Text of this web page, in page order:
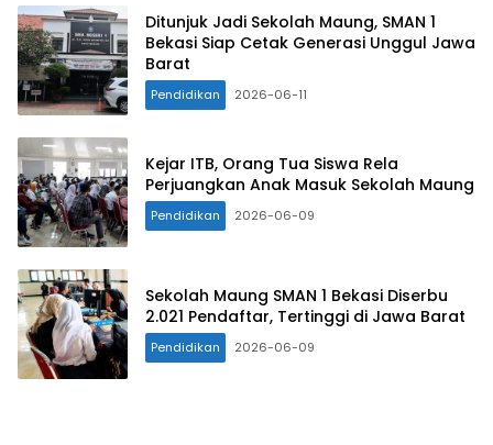
Ditunjuk Jadi Sekolah Maung, SMAN 1
Bekasi Siap Cetak Generasi Unggul Jawa
Barat
Pendidikan 2026-06-11
Kejar ITB, Orang Tua Siswa Rela
Perjuangkan Anak Masuk Sekolah Maung
Pendidikan 2026-06-09
Sekolah Maung SMAN 1 Bekasi Diserbu
2.021 Pendaftar, Tertinggi di Jawa Barat
Pendidikan 2026-06-09